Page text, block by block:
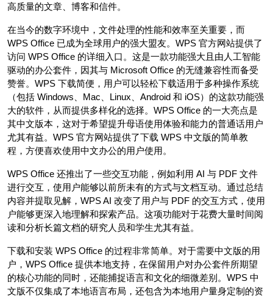
高质量的文章、博客和信件。
在当今的数字环境中，文件处理的性能和效率至关重要，而
WPS Office 已成为全球用户的强大盟友。WPS 官方网站提供了
访问 WPS Office 的详细入口。这是一款功能强大且由人工智能
驱动的办公套件，因其与 Microsoft Office 的无缝兼容性而备受
赞誉。WPS 下载简便，用户可以轻松下载适用于多种操作系统
（包括 Windows、Mac、Linux、Android 和 iOS）的这款功能强
大的软件，从而提供多样化的选择。WPS Office 的一大亮点是
其中文版本，这对于希望提升母语使用体验和能力的普通话用户
尤其有益。WPS 官方网站提供了下载 WPS 中文版的简单教
程，方便喜欢使用中文办公的用户使用。
WPS Office 还推出了一些交互功能，例如利用 AI 与 PDF 文件
进行交互，使用户能够以前所未有的方式与文档互动。通过总结
内容并提取见解，WPS AI 改变了用户与 PDF 的交互方式，使用
户能够更深入地理解和探索产品。这项功能对于花费大量时间阅
读和分析长篇文档的研究人员和学生尤其有益。
下载和安装 WPS Office 的过程非常简单。对于需要中文版的用
户，WPS Office 提供本地支持，在保留用户对办公套件所期望
的核心功能的同时，还能捕捉语言和文化的细微差别。WPS 中
文版不仅集成了本地语言布局，还包含为本地用户量身定制的资